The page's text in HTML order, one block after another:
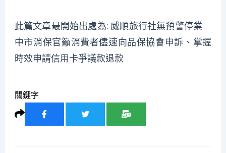
此篇文章最開始出處為: 威順旅行社無預警停業
中市消保官籲消費者儘速向品保協會申訴、掌握
時效申請信用卡爭議款退款
關鍵字